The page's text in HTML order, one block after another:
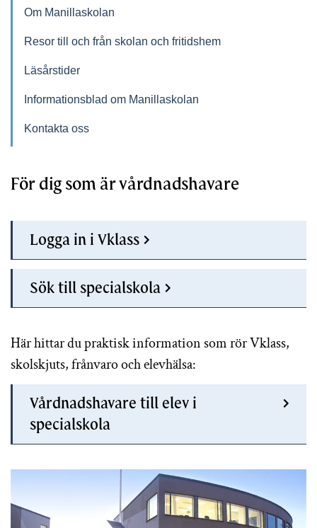
Om Manillaskolan
Resor till och från skolan och fritidshem
Läsårstider
Informationsblad om Manillaskolan
Kontakta oss
För dig som är vårdnadshavare
Logga in i Vklass
Sök till specialskola
Här hittar du praktisk information som rör Vklass,
skolskjuts, frånvaro och elevhälsa:
Vårdnadshavare till elev i
specialskola